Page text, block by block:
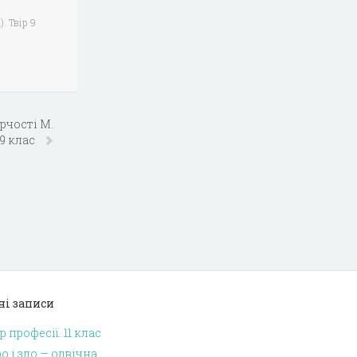
Твір 9
М.
клас
записи
професії. 11 клас
і зло — одвічна